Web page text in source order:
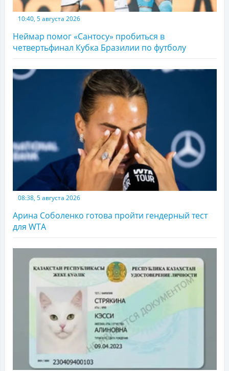
10:40, 5 августа 2026
Неймар помог «Сантосу» пробиться в
четвертьфинал Кубка Бразилии по футболу
08:38, 5 августа 2026
Арина Соболенко готова пройти гендерный тест
для WTA